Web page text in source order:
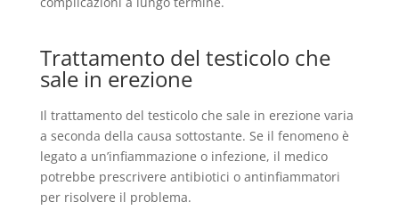
Trattamento del testicolo che
sale in erezione
Il trattamento del testicolo che sale in erezione varia
a seconda della causa sottostante. Se il fenomeno è
legato a un’infiammazione o infezione, il medico
potrebbe prescrivere antibiotici o antinfiammatori
per risolvere il problema.